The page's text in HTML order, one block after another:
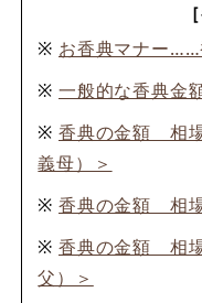
※ お香典マナー
※ 一般的な香典金
※ 香典の金額 相
義母）＞
※ 香典の金額 相
※ 香典の金額 相
父）＞